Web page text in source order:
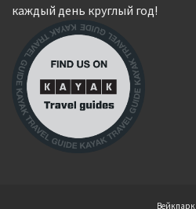
каждый день круглый год!
Вейкпарк